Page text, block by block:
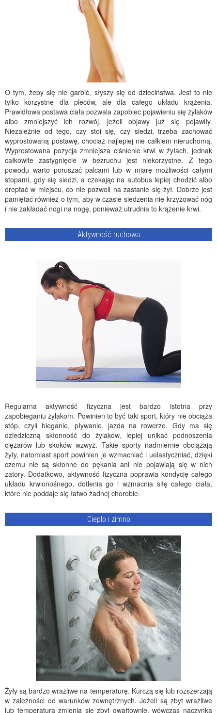
O tym, żeby się nie garbić, słyszy się od dzieciństwa. Jest to nie
tylko korzystne dla pleców, ale dla całego układu krążenia.
Prawidłowa postawa ciała pozwala zapobiec pojawieniu się żylaków
albo zmniejszyć ich rozwój, jeżeli objawy już się pojawiły.
Niezależnie od tego, czy stoi się, czy siedzi, trzeba zachować
wyprostowaną postawę, chociaż najlepiej nie całkiem nieruchomą.
Wyprostowana pozycja zmniejsza ciśnienie krwi w żyłach, jednak
całkowite zastygnięcie w bezruchu jest niekorzystne. Z tego
powodu warto poruszać palcami lub w miarę możliwości całymi
stopami, gdy się siedzi, a czekając na autobus lepiej chodzić albo
dreptać w miejscu, co nie pozwoli na zastanie się żył. Dobrze jest
pamiętać również o tym, aby w czasie siedzenia nie krzyżować nóg
i nie zakładać nogi na nogę, ponieważ utrudnia to krążenie krwi.
Aktywność ruchowa
Regularna aktywność fizyczna jest bardzo istotna przy
zapobieganiu żylakom. Powinien to być taki sport, który nie obciąża
stóp, czyli bieganie, pływanie, jazda na rowerze. Gdy ma się
dziedziczną skłonność do żylaków, lepiej unikać podnoszenia
ciężarów lub skoków wzwyż. Takie sporty nadmiernie obciążają
żyły, natomiast sport powinien je wzmacniać i uelastyczniać, dzięki
czemu nie są skłonne do pękania ani nie pojawiają się w nich
zatory. Dodatkowo, aktywność fizyczna poprawia kondycję całego
układu krwionośnego, dotlenia go i wzmacnia siłę całego ciała,
które nie poddaje się łatwo żadnej chorobie.
Ciepło i zimno
Żyły są bardzo wrażliwe na temperaturę. Kurczą się lub rozszerzają
w zależności od warunków zewnętrznych. Jeżeli są zbyt wrażliwe
lub temperatura zmienia się zbyt gwałtownie, wówczas naczynka